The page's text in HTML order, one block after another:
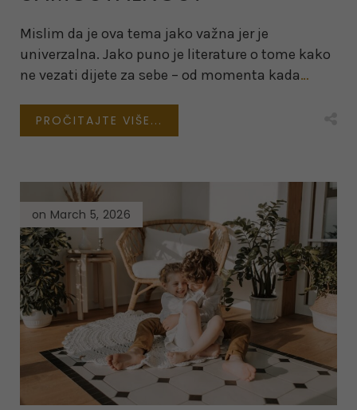
Mislim da je ova tema jako važna jer je
univerzalna. Jako puno je literature o tome kako
ne vezati dijete za sebe – od momenta kada…
PROČITAJTE VIŠE...
on March 5, 2026